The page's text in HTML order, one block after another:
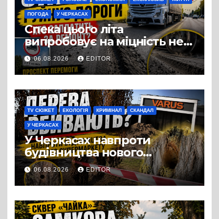
ПОГОДА У ЧЕРКАСАХ
Спека цього літа
випробовує на міцність не
лише людей, а й дороги
Черкас
06.08.2026 EDITOR
TV СЮЖЕТ ЕКОЛОГІЯ КРИМІНАЛ СКАНДАЛ
У ЧЕРКАСАХ
У Черкасах навпроти
будівництва нового
супермаркету VARUS на
проспекті Перемоги всохли
дерева. І це навряд чи
можна назвати
випадковістю
06.08.2026 EDITOR